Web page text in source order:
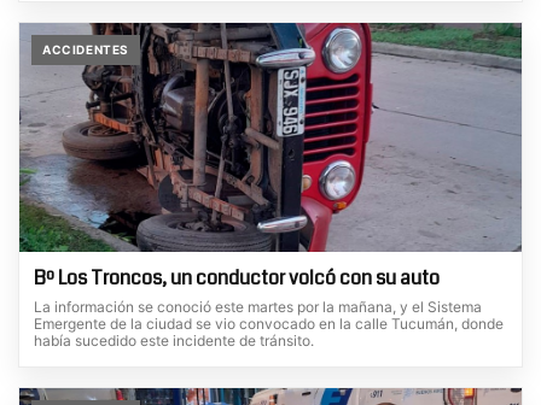
ACCIDENTES
Bº Los Troncos, un conductor volcó con su auto
La información se conoció este martes por la mañana, y el Sistema
Emergente de la ciudad se vio convocado en la calle Tucumán, donde
había sucedido este incidente de tránsito.